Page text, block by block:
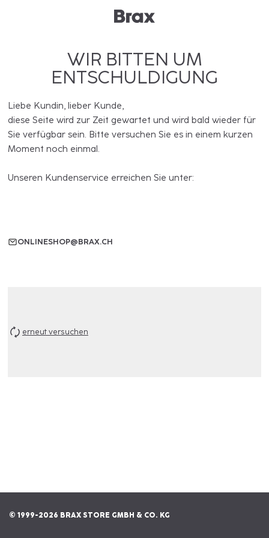
WIR BITTEN UM
ENTSCHULDIGUNG
Liebe Kundin, lieber Kunde,
diese Seite wird zur Zeit gewartet und wird bald wieder für
Sie verfügbar sein. Bitte versuchen Sie es in einem kurzen
Moment noch einmal.
Unseren Kundenservice erreichen Sie unter:
ONLINESHOP@BRAX.CH
erneut versuchen
© 1999-2026 BRAX STORE GMBH & CO. KG